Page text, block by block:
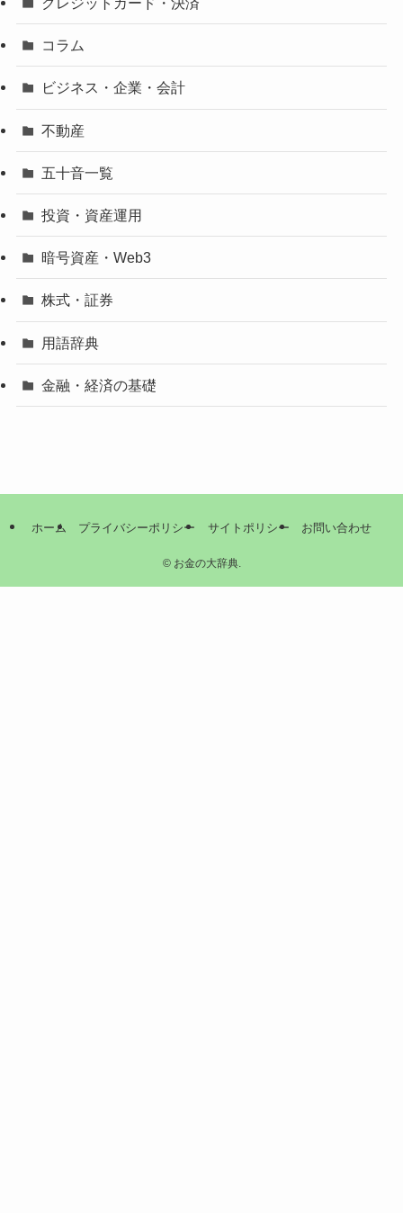
コラム
ビジネス・企業・会計
不動産
五十音一覧
投資・資産運用
暗号資産・Web3
株式・証券
用語辞典
金融・経済の基礎
ホーム プライバシーポリシー サイトポリシー お問い合わせ
©お金の大辞典.